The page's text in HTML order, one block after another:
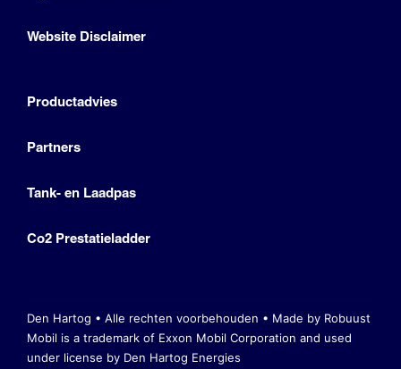
Website Disclaimer
Productadvies
Partners
Tank- en Laadpas
Co2 Prestatieladder
Den Hartog • Alle rechten voorbehouden • Made by Robuust
Mobil is a trademark of Exxon Mobil Corporation and used
under license by Den Hartog Energies